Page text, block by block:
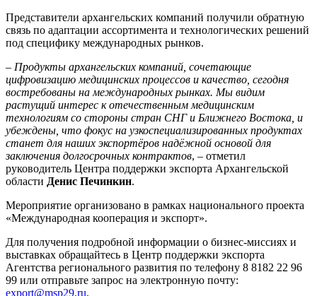
Представители архангельских компаний получили обратную
связь по адаптации ассортимента и технологических решений
под специфику международных рынков.
– Продукты архангельских компаний, сочетающие
цифровизацию медицинских процессов и качество, сегодня
востребованы на международных рынках. Мы видим
растущий интерес к отечественным медицинским
технологиям со стороны стран СНГ и Ближнего Востока, и
убеждены, что фокус на узкоспециализированных продуктах
станет для наших экспортёров надёжной основой для
заключения долгосрочных контрактов, – отметил
руководитель Центра поддержки экспорта Архангельской
области Денис Печинкин.
Мероприятие организовано в рамках национального проекта
«Международная кооперация и экспорт».
Для получения подробной информации о бизнес-миссиях и
выставках обращайтесь в Центр поддержки экспорта
Агентства регионального развития по телефону 8 8182 22 96
99​ или отправьте запрос на электронную почту:
export@msp29.ru.